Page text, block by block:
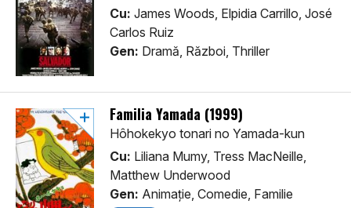
Cu: James Woods, Elpidia Carrillo, José
Carlos Ruiz
Gen: Dramă, Război, Thriller
Familia Yamada (1999)
Hôhokekyo tonari no Yamada-kun
Cu: Liliana Mumy, Tress MacNeille,
Matthew Underwood
Gen: Animaţie, Comedie, Familie